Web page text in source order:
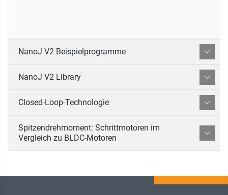
NanoJ V2 Beispielprogramme
NanoJ V2 Library
Closed-Loop-Technologie
Spitzendrehmoment: Schrittmotoren im
Vergleich zu BLDC-Motoren